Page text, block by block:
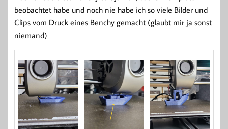
beobachtet habe und noch nie habe ich so viele Bilder und
Clips vom Druck eines Benchy gemacht (glaubt mir ja sonst
niemand)